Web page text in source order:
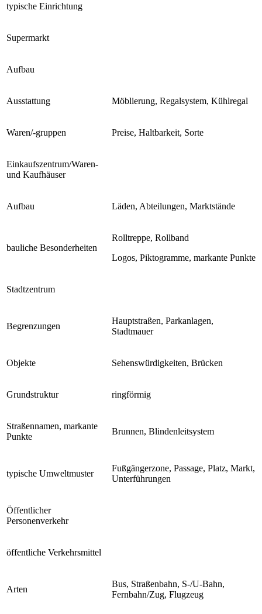
typische Einrichtung
Supermarkt
Aufbau
Ausstattung Möblierung, Regalsystem, Kühlregal
Waren/-gruppen Preise, Haltbarkeit, Sorte
Einkaufszentrum/Waren-
und Kaufhäuser
Aufbau Läden, Abteilungen, Marktstände
bauliche Besonderheiten
Rolltreppe, Rollband
Logos, Piktogramme, markante Punkte
Stadtzentrum
Begrenzungen
Hauptstraßen, Parkanlagen,
Stadtmauer
Objekte Sehenswürdigkeiten, Brücken
Grundstruktur ringförmig
Straßennamen, markante
Punkte
Brunnen, Blindenleitsystem
typische Umweltmuster
Fußgängerzone, Passage, Platz, Markt,
Unterführungen
Öffentlicher
Personenverkehr
öffentliche Verkehrsmittel
Arten
Bus, Straßenbahn, S-/U-Bahn,
Fernbahn/Zug, Flugzeug